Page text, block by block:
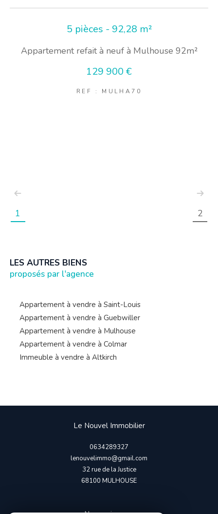
5 pièces - 92,28 m²
Appartement refait à neuf à Mulhouse 92m²
129 900 €
REF : MULHA70
1 2
LES AUTRES BIENS
proposés par l'agence
Appartement à vendre à Saint-Louis
Appartement à vendre à Guebwiller
Appartement à vendre à Mulhouse
Appartement à vendre à Colmar
Immeuble à vendre à Altkirch
Le Nouvel Immobilier
0634289327
lenouvelimmo@gmail.com
32 rue de la Justice
68100
MULHOUSE